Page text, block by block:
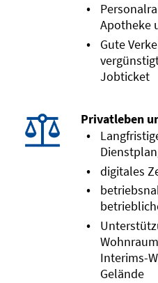
Apotheke
Gute
Jobticket
Privatleben
digitales
Interims-
Gelände